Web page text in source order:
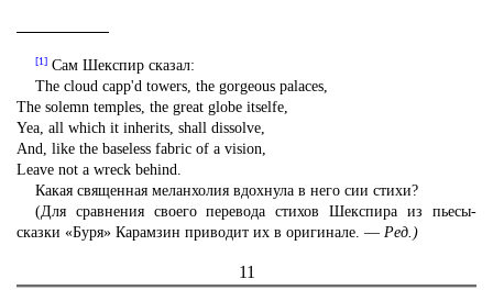
[1]Сам Шекспир сказал:
The cloud capp'd towers, the gorgeous palaces,
The solemn temples, the great globe itselfe,
Yea, all which it inherits, shall dissolve,
And, like the baseless fabric of a vision,
Leave not a wreck behind.
Какая священная меланхолия вдохнула в него сии стихи?
(Для сравнения своего перевода стихов Шекспира из пьесы-
сказки «Буря» Карамзин приводит их в оригинале. — Ред.)
11